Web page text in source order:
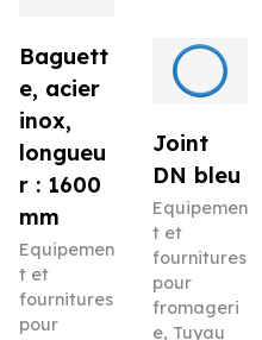
Baguett
e, acier
inox,
longueu
r : 1600
mm
Equipemen
t et
fournitures
pour
Joint
DN bleu
Equipemen
t et
fournitures
pour
fromageri
e, Tuyau